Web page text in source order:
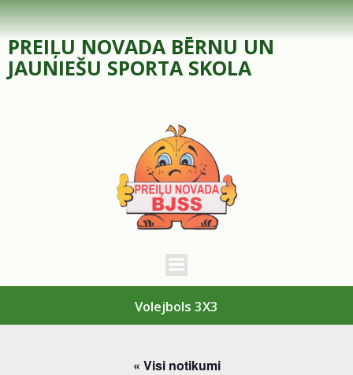
Skip
to
content
PREIĻU NOVADA BĒRNU UN
JAUNIEŠU SPORTA SKOLA
Volejbols 3X3
« Visi notikumi